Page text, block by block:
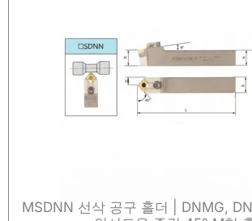
MSDNN 선삭 공구 홀더 | DNMG,